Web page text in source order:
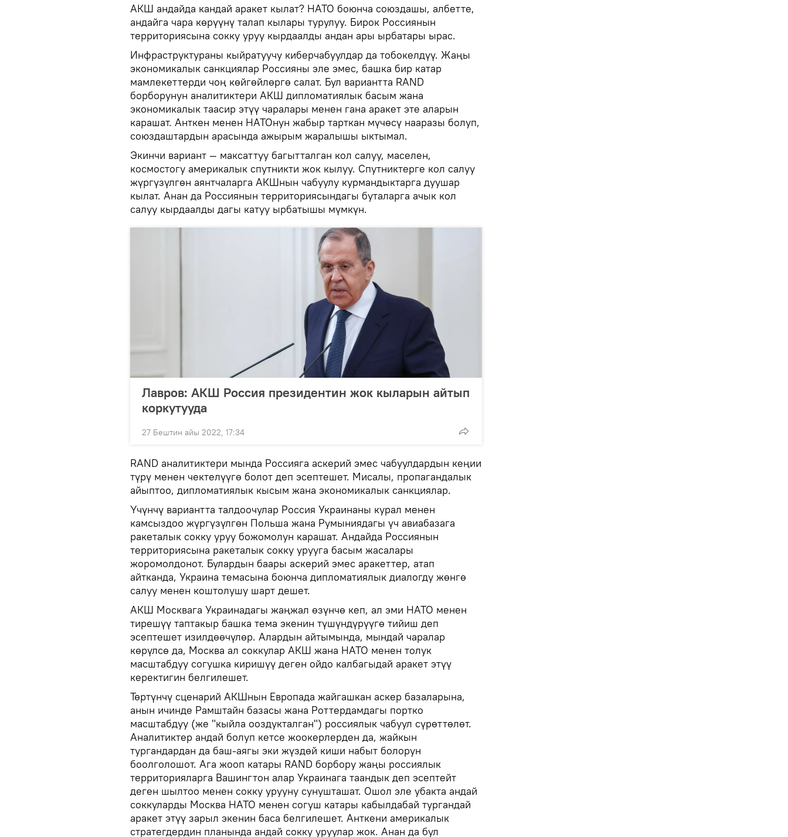
АКШ андайда кандай аракет кылат? НАТО боюнча союздашы, албетте,
андайга чара көрүүнү талап кылары турулуу. Бирок Россиянын
территориясына сокку уруу кырдаалды андан ары ырбатары ырас.
Инфраструктураны кыйратуучу киберчабуулдар да тобокелдүү. Жаңы
экономикалык санкциялар Россияны эле эмес, башка бир катар
мамлекеттерди чоң көйгөйлөргө салат. Бул вариантта RAND
борборунун аналитиктери АКШ дипломатиялык басым жана
экономикалык таасир этүү чаралары менен гана аракет эте аларын
карашат. Анткен менен НАТОнун жабыр тарткан мүчөсү нааразы болуп,
союздаштардын арасында ажырым жаралышы ыктымал.
Экинчи вариант — максаттуу багытталган кол салуу, маселен,
космостогу америкалык спутникти жок кылуу. Спутниктерге кол салуу
жүргүзүлгөн аянтчаларга АКШнын чабуулу курмандыктарга дуушар
кылат. Анан да Россиянын территориясындагы буталарга ачык кол
салуу кырдаалды дагы катуу ырбатышы мүмкүн.
Лавров: АКШ Россия президентин жок кыларын айтып
коркутууда
27 Бештин айы 2022, 17:34
RAND аналитиктери мында Россияга аскерий эмес чабуулдардын кеңии
түрү менен чектелүүгө болот деп эсептешет. Мисалы, пропагандалык
айыптоо, дипломатиялык кысым жана экономикалык санкциялар.
Үчүнчү вариантта талдоочулар Россия Украинаны курал менен
камсыздоо жүргүзүлгөн Польша жана Румыниядагы үч авиабазага
ракеталык сокку уруу божомолун карашат. Андайда Россиянын
территориясына ракеталык сокку урууга басым жасалары
жоромолдонот. Булардын баары аскерий эмес аракеттер, атап
айтканда, Украина темасына боюнча дипломатиялык диалогду жөнгө
салуу менен коштолушу шарт дешет.
АКШ Москвага Украинадагы жаңжал өзүнчө кеп, ал эми НАТО менен
тирешүү таптакыр башка тема экенин түшүндүрүүгө тийиш деп
эсептешет изилдөөчүлөр. Алардын айтымында, мындай чаралар
көрүлсө да, Москва ал соккулар АКШ жана НАТО менен толук
масштабдуу согушка киришүү деген ойдо калбагыдай аракет этүү
керектигин белгилешет.
Төртүнчү сценарий АКШнын Европада жайгашкан аскер базаларына,
анын ичинде Рамштайн базасы жана Роттердамдагы портко
масштабдуу (же "кыйла ооздукталган") россиялык чабуул сүрөттөлөт.
Аналитиктер андай болуп кетсе жоокерлерден да, жайкын
тургандардан да баш-аягы эки жүздөй киши набыт болорун
боолголошот. Ага жооп катары RAND борбору жаңы россиялык
территорияларга Вашингтон алар Украинага таандык деп эсептейт
деген шылтоо менен сокку урууну сунушташат. Ошол эле убакта андай
соккуларды Москва НАТО менен согуш катары кабылдабай тургандай
аракет этүү зарыл экенин баса белгилешет. Анткени америкалык
стратегдердин планында андай сокку уруулар жок. Анан да бул